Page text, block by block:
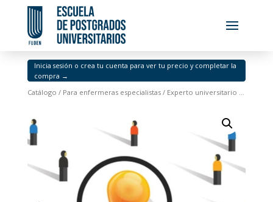
Catálogo / Para enfermeras especialistas/ Experto universitario de posgrado en metodologías cualitativas aplicadas a la práctica enfermera en salud laboral
Inicia sesión o crea tu cuenta para ver tu precio y completar la
compra →